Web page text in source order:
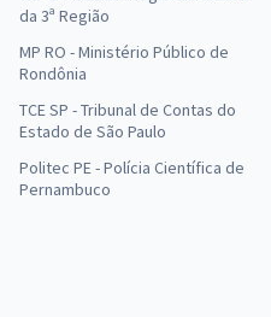
da 3ª Região
MP RO - Ministério Público de
Rondônia
TCE SP - Tribunal de Contas do
Estado de São Paulo
Politec PE - Polícia Científica de
Pernambuco